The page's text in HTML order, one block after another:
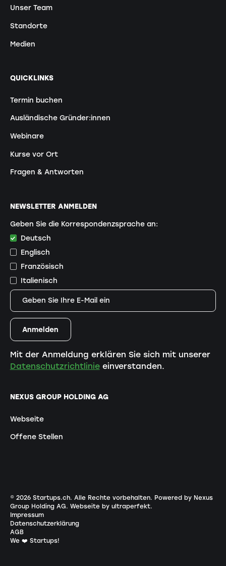
Unser Team
Standorte
Medien
QUICKLINKS
Termin buchen
Ausländische Gründer:innen
Webinare
Kurse vor Ort
Fragen & Antworten
NEXUS GROUP HOLDING AG
Webseite
Offene Stellen
NEWSLETTER ANMELDEN
Geben Sie die Korrespondenzsprache an:
Deutsch
Englisch
Französisch
Italienisch
Mit der Anmeldung erklären Sie sich mit unserer
Datenschutzrichtlinieeinverstanden.
© 2026Startups.ch. Alle Rechte vorbehalten. Powered by Nexus
Group Holding AG. Webseite by ultraperfekt.
Impressum
Datenschutzerklärung
AGB
We ❤️ Startups!